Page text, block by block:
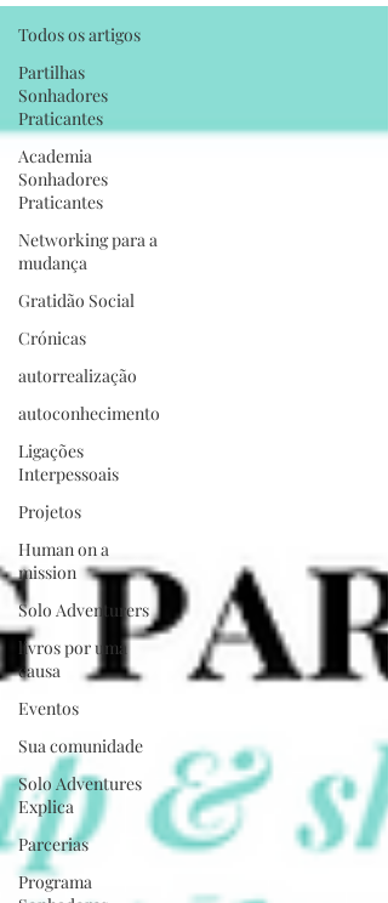
Todos os artigos
Partilhas
Sonhadores
Praticantes
Academia
Sonhadores
Praticantes
Networking para a
mudança
Gratidão Social
Crónicas
autorrealização
autoconhecimento
Ligações
Interpessoais
Projetos
Human on a
mission
Solo Adventurers
livros por uma
causa
Eventos
Sua comunidade
Solo Adventures
Explica
Parcerias
Programa